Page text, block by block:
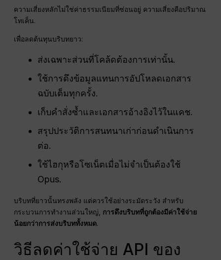
ความเสี่ยงหลักไม่ใช่ค่าธรรมเนียมที่ซ่อนอยู่ ความเสี่ยงคือปริมาณ
โทเค็น.
เพื่อลดต้นทุนบริบทยาว:
ส่งเฉพาะส่วนที่โคล้ดต้องการเท่านั้น.
ใช้การดึงข้อมูลแทนการอัปโหลดเอกสาร
ฉบับเต็มทุกครั้ง.
เก็บคำสั่งซ้ำและเอกสารอ้างอิงไว้ในแคช.
สรุปประวัติการสนทนาเก่าก่อนดำเนินการ
ต่อ.
ใช้ไฮกุหรือโซเน็ตเมื่อไม่จำเป็นต้องใช้
Opus.
บริบทที่ยาวนั้นทรงพลัง แต่ควรใช้อย่างระมัดระวัง สำหรับ
กระบวนการทำงานส่วนใหญ่, การดึงบริบทที่ถูกต้องมีค่าใช้จ่าย
น้อยกว่าการส่งบริบททั้งหมด.
วิธีลดค่าใช้จ่าย API ของ